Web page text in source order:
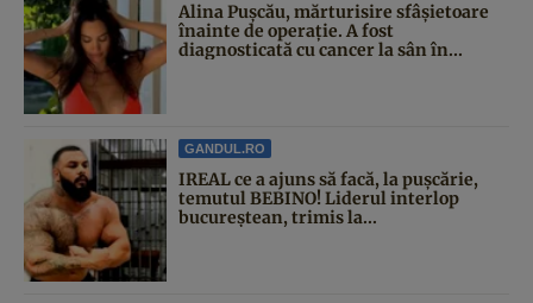
Alina Pușcău, mărturisire sfâșietoare
înainte de operație. A fost
diagnosticată cu cancer la sân în...
GANDUL.RO
IREAL ce a ajuns să facă, la pușcărie,
temutul BEBINO! Liderul interlop
bucureștean, trimis la...